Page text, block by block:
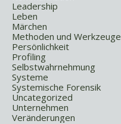
Leadership
Leben
Märchen
Methoden und Werkzeuge
Persönlichkeit
Profiling
Selbstwahrnehmung
Systeme
Systemische Forensik
Uncategorized
Unternehmen
Veränderungen